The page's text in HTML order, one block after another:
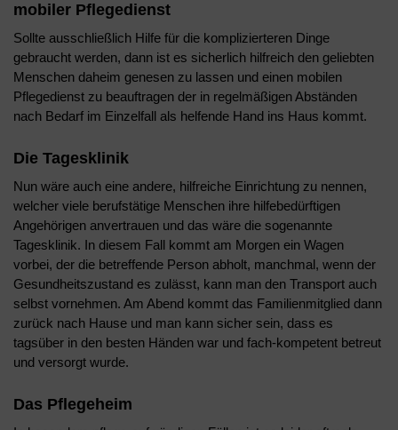
mobiler Pflegedienst
Sollte ausschließlich Hilfe für die komplizierteren Dinge
gebraucht werden, dann ist es sicherlich hilfreich den geliebten
Menschen daheim genesen zu lassen und einen mobilen
Pflegedienst zu beauftragen der in regelmäßigen Abständen
nach Bedarf im Einzelfall als helfende Hand ins Haus kommt.
Die Tagesklinik
Nun wäre auch eine andere, hilfreiche Einrichtung zu nennen,
welcher viele berufstätige Menschen ihre hilfebedürftigen
Angehörigen anvertrauen und das wäre die sogenannte
Tagesklinik. In diesem Fall kommt am Morgen ein Wagen
vorbei, der die betreffende Person abholt, manchmal, wenn der
Gesundheitszustand es zulässt, kann man den Transport auch
selbst vornehmen. Am Abend kommt das Familienmitglied dann
zurück nach Hause und man kann sicher sein, dass es
tagsüber in den besten Händen war und fach-kompetent betreut
und versorgt wurde.
Das Pflegeheim